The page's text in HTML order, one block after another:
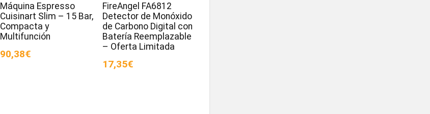
Máquina Espresso
Cuisinart Slim – 15 Bar,
Compacta y
Multifunción
90,38€
FireAngel FA6812
Detector de Monóxido
de Carbono Digital con
Batería Reemplazable
– Oferta Limitada
17,35€